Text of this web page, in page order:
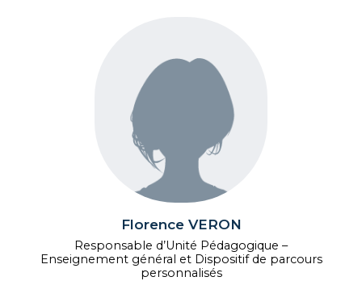
Florence VERON
Responsable d’Unité Pédagogique –
Enseignement général et Dispositif de parcours
personnalisés